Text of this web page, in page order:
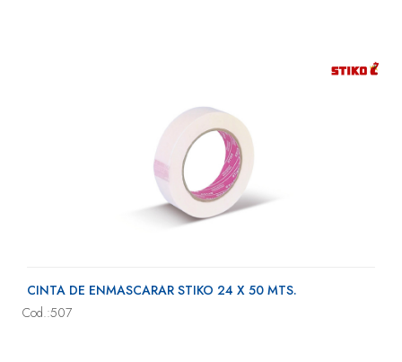
CINTA DE ENMASCARAR STIKO 24 X 50 MTS.
Cod.:507